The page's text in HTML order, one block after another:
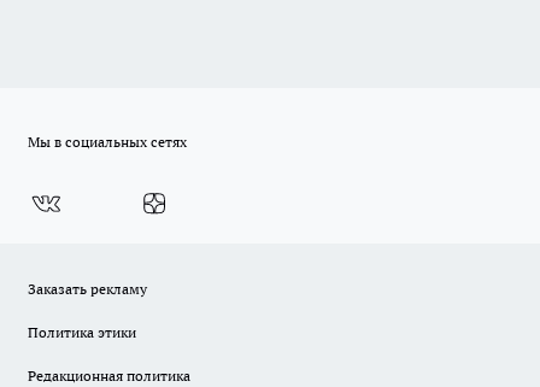
Мы в социальных сетях
Заказать рекламу
Политика этики
Редакционная политика